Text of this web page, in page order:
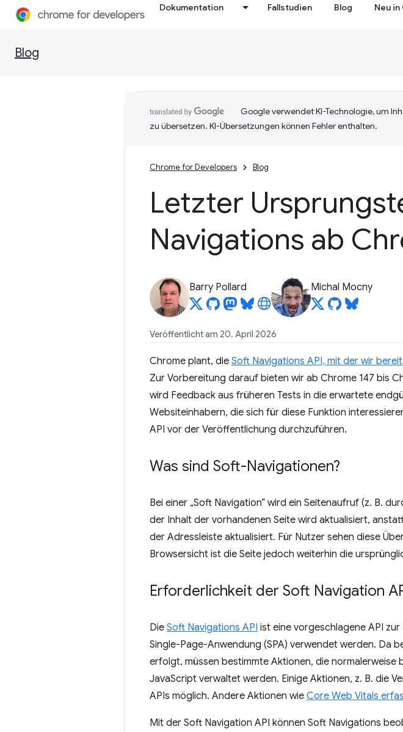
Dokumentation Fallstudien Blog Neu in
Blog
Google verwendet KI-Technologie, um
zu übersetzen. KI-Übersetzungen können Fehler enthalten.
Chrome for Developers Blog
Letzter
Navigations ab
Barry Pollard Michal Mocny
Veröffentlicht am 20. April 2026
Chrome plant, die Soft Navigations API, mit der wir
Zur Vorbereitung darauf bieten wir ab Chrome 147 bis
wird Feedback aus früheren Tests in die erwartete
Websiteinhabern, die sich für diese Funktion
API vor der Veröffentlichung durchzuführen.
Was sind Soft-Navigationen?
Bei einer „Soft Navigation“ wird ein Seitenaufruf (z. B.
der Inhalt der vorhandenen Seite wird aktualisiert,
der Adressleiste aktualisiert. Für Nutzer sehen diese
Browsersicht ist die Seite jedoch weiterhin die
Erforderlichkeit der Soft Navigation
Die Soft Navigations API ist eine vorgeschlagene API
Single-Page-Anwendung (SPA) verwendet werden. Da
erfolgt, müssen bestimmte Aktionen, die
JavaScript verwaltet werden. Einige Aktionen, z. B. die
APIs möglich. Andere Aktionen wie Core Web Vitals
Mit der Soft Navigation API können Soft Navigations